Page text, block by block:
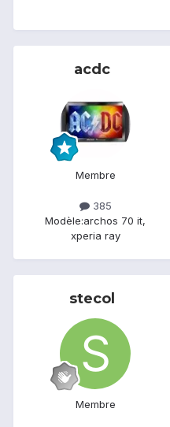
acdc
Membre
385
Modèle:archos 70 it,
xperia ray
stecol
Membre